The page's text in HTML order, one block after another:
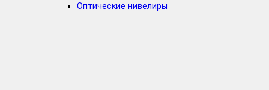
Оптические нивелиры